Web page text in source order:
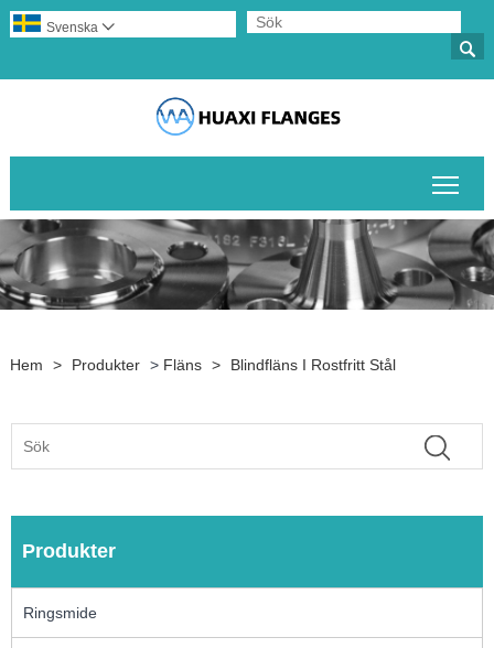

Svenska 
Hem > Produkter > Fläns > Blindfläns I Rostfritt Stål
Produkter
Ringsmide